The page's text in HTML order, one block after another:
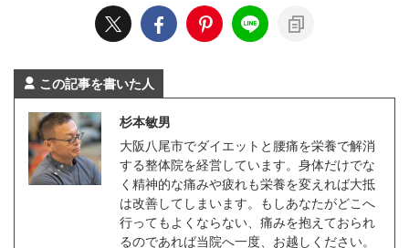
この記事を書いた人
杉本敏男
大阪八尾市でダイエットと腰痛を栄養で解消
する整体院を経営しています。身体だけでな
く精神的な痛みや疲れも栄養を変えれば大抵
は改善してしまいます。もしあなたがどこへ
行ってもよくならない、痛みを抱えておられ
るのであれば当院へ一度、お越しください。